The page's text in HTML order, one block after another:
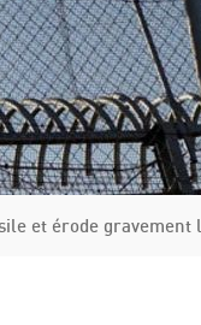
et érode